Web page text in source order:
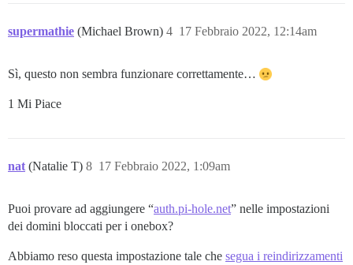
supermathie (Michael Brown) 17 Febbraio 2022, 12:14am
4
Sì, questo non sembra funzionare correttamente…
1 Mi Piace
nat (Natalie T) 17 Febbraio 2022, 1:09am
8
Puoi provare ad aggiungere “auth.pi-hole.net” nelle impostazioni
dei domini bloccati per i onebox?
Abbiamo reso questa impostazione tale che segua i reindirizzamenti